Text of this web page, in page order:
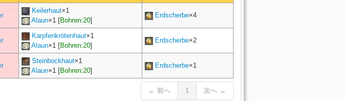
Keilerhaut×1
Alaun×1 [Bohren:20]
Erdscherbe×4
Karpfenkrötenhaut×1
Alaun×1 [Bohren:20]
Erdscherbe×2
Steinbockhaut×1
Alaun×1 [Bohren:20]
Erdscherbe×1
← 前へ 1 次へ →